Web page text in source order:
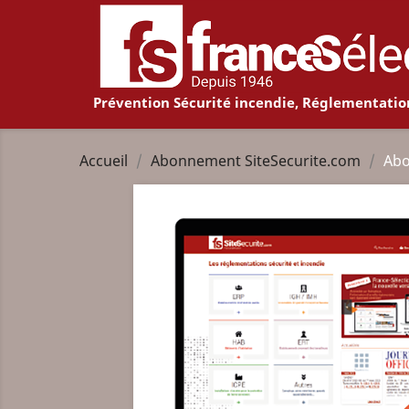
Prévention Sécurité incendie,
Accueil Abonnement SiteSecurite.com